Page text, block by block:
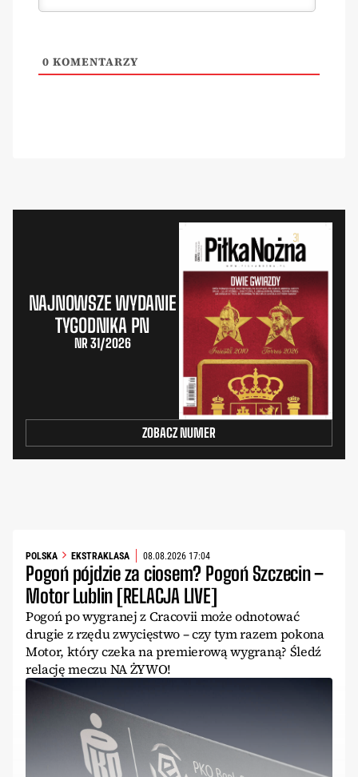
0 KOMENTARZY
NAJNOWSZE WYDANIE
TYGODNIKA PN
NR 31/2026
ZOBACZ NUMER
POLSKA EKSTRAKLASA 08.08.2026 17:04
Pogoń pójdzie za ciosem? Pogoń Szczecin –
Motor Lublin [RELACJA LIVE]
Pogoń po wygranej z Cracovii może odnotować
drugie z rzędu zwycięstwo – czy tym razem pokona
Motor, który czeka na premierową wygraną? Śledź
relację meczu NA ŻYWO!